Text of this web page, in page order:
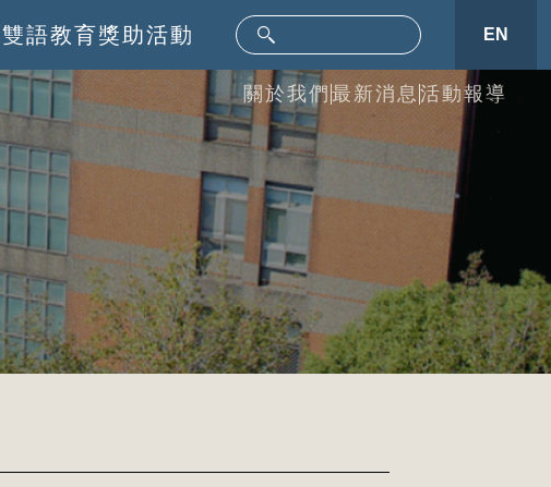
雙語教育獎助活動 EN
關於我們 最新消息 活動報導